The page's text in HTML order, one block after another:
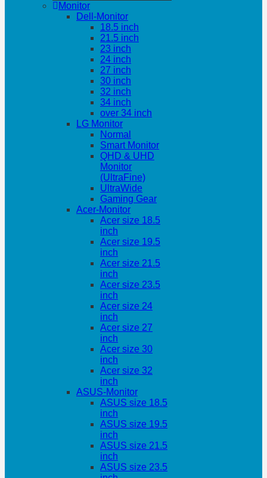
Monitor
Dell-Monitor
18.5 inch
21.5 inch
23 inch
24 inch
27 inch
30 inch
32 inch
34 inch
over 34 inch
LG Monitor
Normal
Smart Monitor
QHD & UHD
Monitor
(UltraFine)
UltraWide
Gaming Gear
Acer-Monitor
Acer size 18.5
inch
Acer size 19.5
inch
Acer size 21.5
inch
Acer size 23.5
inch
Acer size 24
inch
Acer size 27
inch
Acer size 30
inch
Acer size 32
inch
ASUS-Monitor
ASUS size 18.5
inch
ASUS size 19.5
inch
ASUS size 21.5
inch
ASUS size 23.5